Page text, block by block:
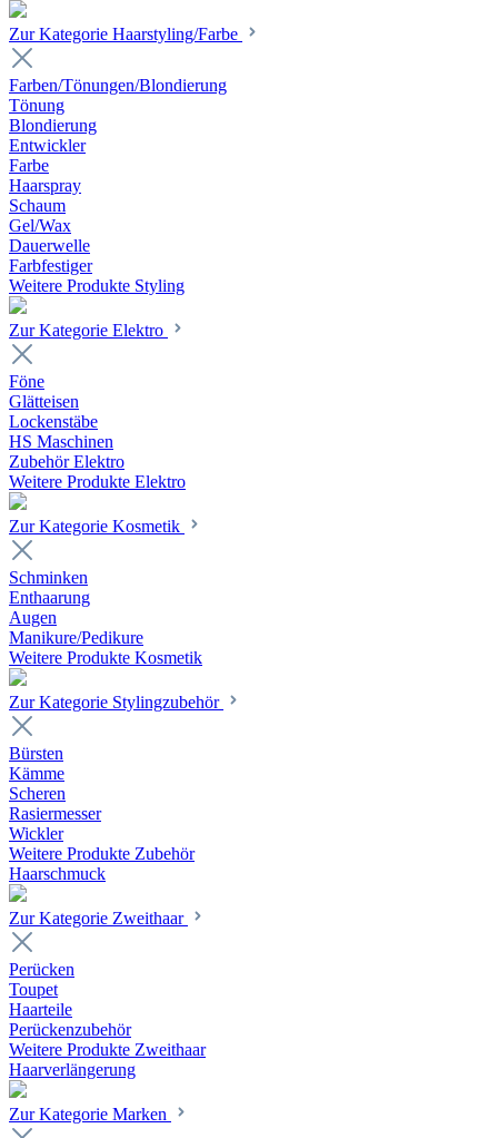
Zur Kategorie Haarstyling/Farbe
Farben/Tönungen/Blondierung
Tönung
Blondierung
Entwickler
Farbe
Haarspray
Schaum
Gel/Wax
Dauerwelle
Farbfestiger
Weitere Produkte Styling
Zur Kategorie Elektro
Föne
Glätteisen
Lockenstäbe
HS Maschinen
Zubehör Elektro
Weitere Produkte Elektro
Zur Kategorie Kosmetik
Schminken
Enthaarung
Augen
Manikure/Pedikure
Weitere Produkte Kosmetik
Zur Kategorie Stylingzubehör
Bürsten
Kämme
Scheren
Rasiermesser
Wickler
Weitere Produkte Zubehör
Haarschmuck
Zur Kategorie Zweithaar
Perücken
Toupet
Haarteile
Perückenzubehör
Weitere Produkte Zweithaar
Haarverlängerung
Zur Kategorie Marken